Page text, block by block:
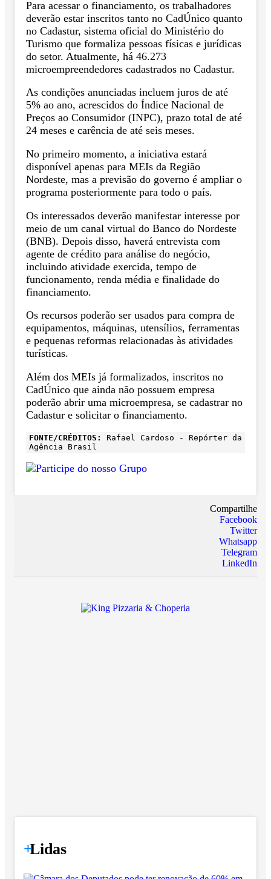
Para acessar o financiamento, os trabalhadores
deverão estar inscritos tanto no CadÚnico quanto
no Cadastur, sistema oficial do Ministério do
Turismo que formaliza pessoas físicas e jurídicas
do setor. Atualmente, há 46.273
microempreendedores cadastrados no Cadastur.
As condições anunciadas incluem juros de até
5% ao ano, acrescidos do Índice Nacional de
Preços ao Consumidor (INPC), prazo total de até
24 meses e carência de até seis meses.
No primeiro momento, a iniciativa estará
disponível apenas para MEIs da Região
Nordeste, mas a previsão do governo é ampliar o
programa posteriormente para todo o país.
Os interessados deverão manifestar interesse por
meio de um canal virtual do Banco do Nordeste
(BNB). Depois disso, haverá entrevista com
agente de crédito para análise do negócio,
incluindo atividade exercida, tempo de
funcionamento, renda média e finalidade do
financiamento.
Os recursos poderão ser usados para compra de
equipamentos, máquinas, utensílios, ferramentas
e pequenas reformas relacionadas às atividades
turísticas.
Além dos MEIs já formalizados, inscritos no
CadÚnico que ainda não possuem empresa
poderão abrir uma microempresa, se cadastrar no
Cadastur e solicitar o financiamento.
FONTE/CRÉDITOS:
Rafael Cardoso - Repórter da
Agência Brasil
Compartilhe
Facebook
Twitter
Whatsapp
Telegram
LinkedIn
+
Lidas